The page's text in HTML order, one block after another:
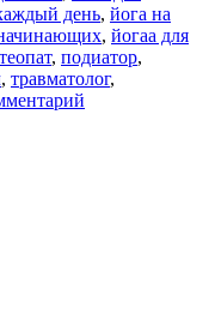
день, йога на
, йогаа для
, подиатор,
, травматолог,